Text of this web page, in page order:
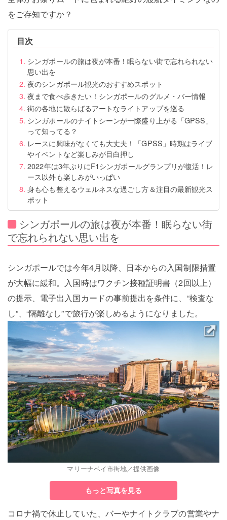
をご存知ですか？
目次
シンガポールの旅は夜が本番！眠らない街で忘れられない
思い出を
夜のシンガポール観光のおすすめスポット
夜まで食べ歩きたい！シンガポールのグルメ・バー情報
街の各地に散らばるアートなライトアップを巡る
シンガポールのナイトシーンが一際盛り上がる「GPSS」
って知ってる？
レースに興味がなくても大丈夫！「GPSS」時期はライブ
やイベントなど楽しみが目白押し
2022年は3年ぶりにF1シンガポールグランプリが復活！レ
ース以外も楽しみがいっぱい
身も心も整えるウェルネスな過ごし方＆注目の最新観光ス
ポット
シンガポールの旅は夜が本番！眠らない街
で忘れられない思い出を
シンガポールでは今年4月以降、日本からの入国制限措置
が大幅に緩和。入国時はワクチン接種証明書（2回以上）
の提示、電子出入国カードの事前提出を条件に、“検査な
し”、“隔離なし”で旅行が楽しめるようになりました。
マリーナベイ市街地／提供画像
もっと写真を見る
コロナ禍で休止していた、バーやナイトクラブの営業やナ